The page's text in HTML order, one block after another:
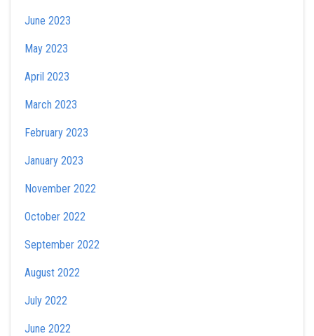
June 2023
May 2023
April 2023
March 2023
February 2023
January 2023
November 2022
October 2022
September 2022
August 2022
July 2022
June 2022